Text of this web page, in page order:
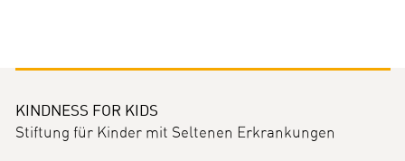
KINDNESS FOR KIDS
Stiftung für Kinder mit Seltenen Erkrankungen